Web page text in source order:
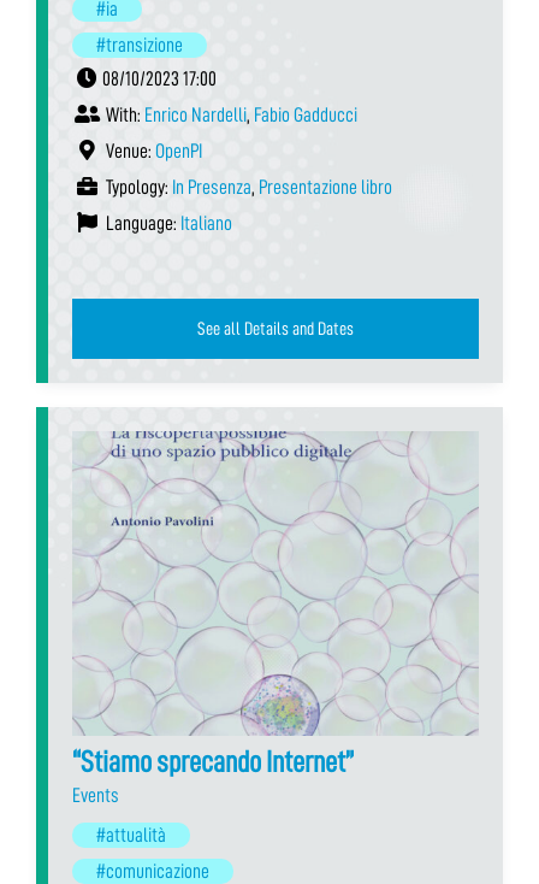
#ia
#transizione
08/10/2023 17:00
With: Enrico Nardelli, Fabio Gadducci
Venue: OpenPI
Typology: In Presenza, Presentazione libro
Language: Italiano
See all Details and Dates
“Stiamo sprecando Internet”
Events
#attualità
#comunicazione